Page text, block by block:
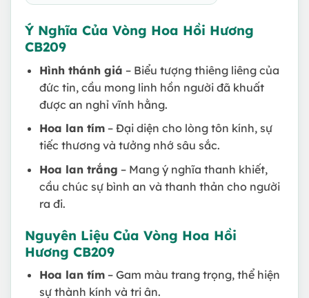
Ý Nghĩa Của Vòng Hoa Hồi Hương
CB209
Hình thánh giá – Biểu tượng thiêng liêng của
đức tin, cầu mong linh hồn người đã khuất
được an nghỉ vĩnh hằng.
Hoa lan tím– Đại diện cho lòng tôn kính, sự
tiếc thương và tưởng nhớ sâu sắc.
Hoa lan trắng – Mang ý nghĩa thanh khiết,
cầu chúc sự bình an và thanh thản cho người
ra đi.
Nguyên Liệu Của Vòng Hoa Hồi
Hương CB209
Hoa lan tím– Gam màu trang trọng, thể hiện
sự thành kính và tri ân.